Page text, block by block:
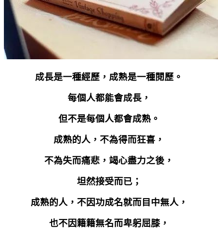
成長是一種經歷，成熟是一種閱歷。
每個人都能會成長，
但不是每個人都會成熟。
成熟的人，不為得而狂喜，
不為失而痛悲，竭心盡力之後，
坦然接受而已；
成熟的人，不因功成名就而目中無人，
也不因籍籍無名而卑躬屈膝，